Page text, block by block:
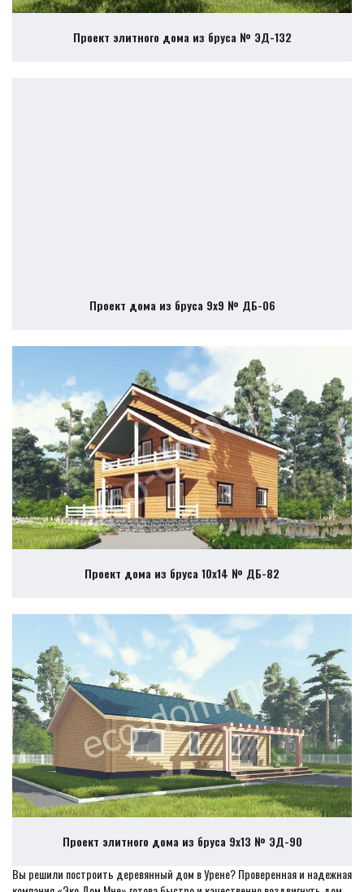
Проект элитного дома из бруса № ЭД-132
Проект дома из бруса 9х9 № ДБ-06
Проект дома из бруса 10х14 № ДБ-82
Проект элитного дома из бруса 9х13 № ЭД-90
Вы решили построить деревянный дом в Урене? Проверенная и надежная